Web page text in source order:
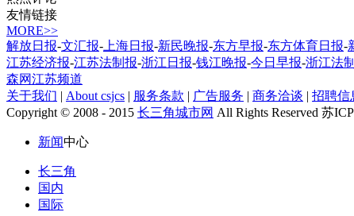
友情链接
MORE>>
解放日报-文汇报- 上海日报-新民晚报-东方早报-东方体育日报-
江苏经济报-江苏法制报-浙江日报-钱江晚报-今日早报-浙江法
森网江苏频道
关于我们 | About csjcs | 服务条款 | 广告服务 | 商务洽谈 | 招聘信
Copyright © 2008 - 2015 长三角城市网 All Rights Reserved 苏
新闻中心
长三角
国内
国际